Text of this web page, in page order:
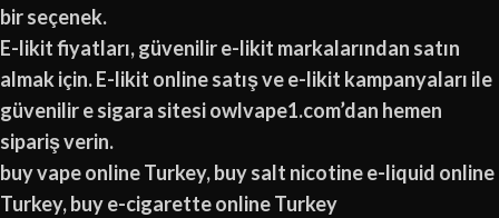
bir seçenek.
E-likit fiyatları, güvenilir e-likit markalarından satın
almak için. E-likit online satış ve e-likit kampanyaları ile
güvenilir e sigara sitesi owlvape1.com’dan hemen
sipariş verin.
buy vape online Turkey, buy salt nicotine e-liquid online
Turkey, buy e-cigarette online Turkey